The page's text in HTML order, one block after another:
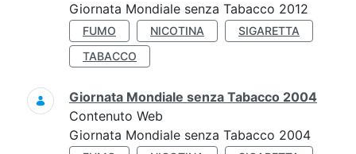
Giornata Mondiale senza Tabacco 2012
FUMO NICOTINA
SIGARETTA
TABACCO
Giornata Mondiale senza Tabacco 2004
Contenuto Web
Giornata Mondiale senza Tabacco 2004